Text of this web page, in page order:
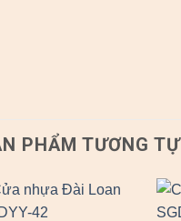
PHẨM TƯƠNG TỰ